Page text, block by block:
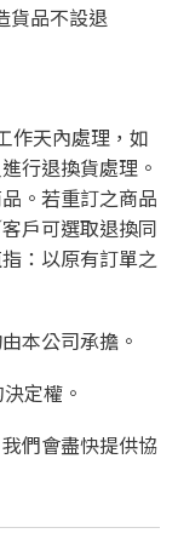
貨品不設退
作天內處理，如
行退換貨處理。
。若重訂之商品
戶可選取退換同
：以原有訂單之
本公司承擔。
定權。
們會盡快提供協